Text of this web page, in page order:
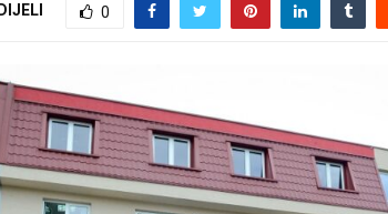
0